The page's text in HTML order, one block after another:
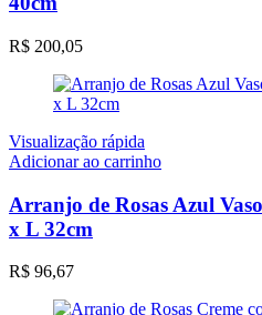
R$ 200,05
Visualização rápida
Adicionar ao carrinho
Arranjo de Rosas Azul
x L 32cm
R$ 96,67